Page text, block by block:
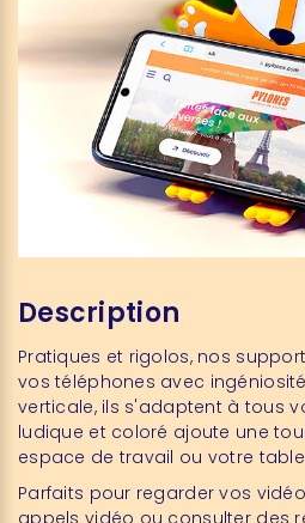
Description
Pratiques et rigolos, nos
vos téléphones avec
verticale, ils s'adaptent à tous
ludique et coloré ajoute une
espace de travail ou votre
Parfaits pour regarder vos
appels vidéo ou consulter des